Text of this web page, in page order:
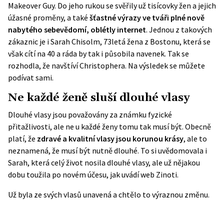
Makeover Guy. Do jeho rukou se svěřily už tisícovky žen a jejich
úžasné proměny, a také šťastné výrazy ve tváři plné nově
nabytého sebevědomí, oblétly internet. Jednou z takových
zákaznic je i Sarah Chisolm, 73letá žena z Bostonu, která se
však cítí na 40 a ráda by tak i působila navenek. Tak se
rozhodla, že navštíví Christophera. Na výsledek se můžete
podívat sami.
Ne každé ženě sluší dlouhé vlasy
Dlouhé vlasy jsou považovány za známku fyzické
přitažlivosti, ale ne u každé ženy tomu tak musí být. Obecně
platí, že zdravé a kvalitní vlasy jsou korunou krásy, ale to
neznamená, že musí být nutně dlouhé. To si uvědomovala i
Sarah, která celý život nosila dlouhé vlasy, ale už nějakou
dobu toužila po novém účesu, jak uvádí web Zinoti.
Už byla ze svých vlasů unavená a chtělo to výraznou změnu.